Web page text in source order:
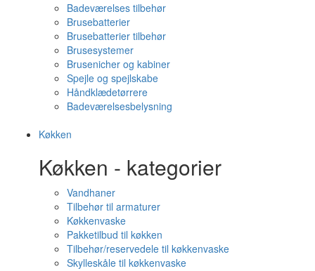
Badeværelses tilbehør
Brusebatterier
Brusebatterier tilbehør
Brusesystemer
Brusenicher og kabiner
Spejle og spejlskabe
Håndklædetørrere
Badeværelsesbelysning
Køkken
Køkken - kategorier
Vandhaner
Tilbehør til armaturer
Køkkenvaske
Pakketilbud til køkken
Tilbehør/reservedele til køkkenvaske
Skylleskåle til køkkenvaske